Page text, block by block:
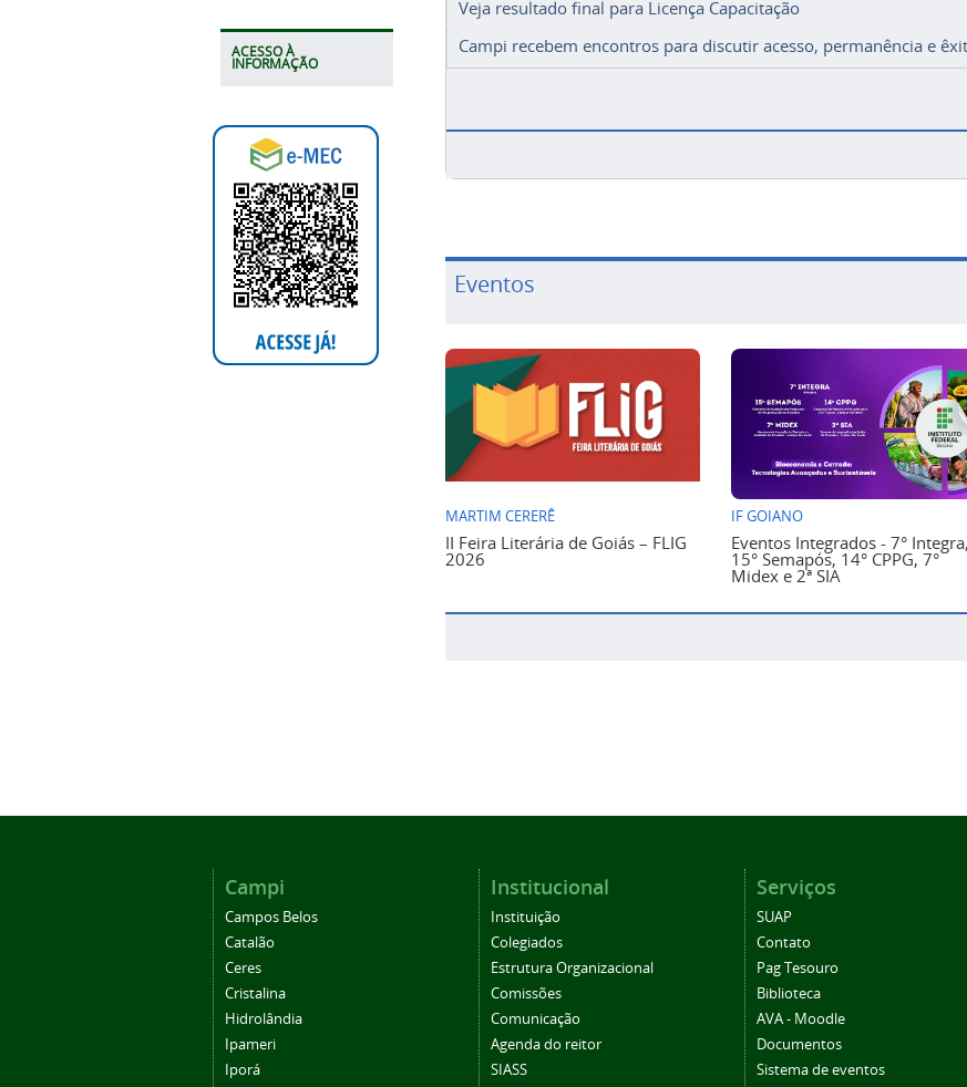
ACESSO À
INFORMAÇÃO
Veja resultado final para Licença Capacitação
Campi recebem encontros para discutir acesso, permanência e
Eventos
MARTIM CERERÊ
II Feira Literária de Goiás – FLIG
2026
IF GOIANO
Eventos Integrados - 7° Integra,
15° Semapós, 14° CPPG, 7°
Midex e 2ª SIA
Campi
Campos Belos
Catalão
Ceres
Cristalina
Hidrolândia
Ipameri
Iporá
Institucional
Instituição
Colegiados
Estrutura Organizacional
Comissões
Comunicação
Agenda do reitor
SIASS
Serviços
SUAP
Contato
Pag Tesouro
Biblioteca
AVA - Moodle
Documentos
Sistema de eventos